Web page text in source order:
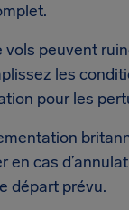
peuvent
les
pour les
en cas
départ prévu.